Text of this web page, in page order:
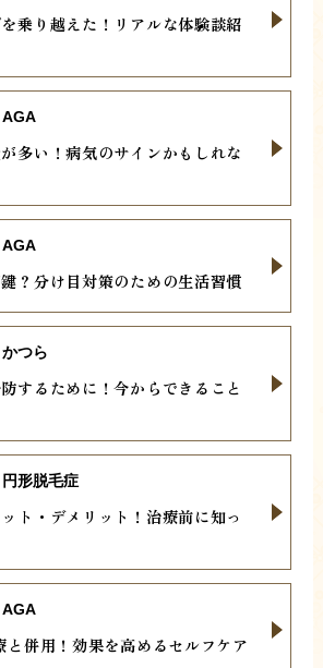
乗り越えた！リアルな体験談紹
多い！病気のサインかもしれな
AGA
？分け目対策のための生活習慣
AGA
するために！今からできること
かつら
ト・デメリット！治療前に知っ
円形脱毛症
併用！効果を高めるセルフケア
AGA